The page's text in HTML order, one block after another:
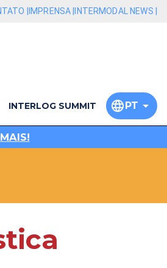
| IMPRENSA | INTERMODAL NEWS |
INTERLOG SUMMIT PT